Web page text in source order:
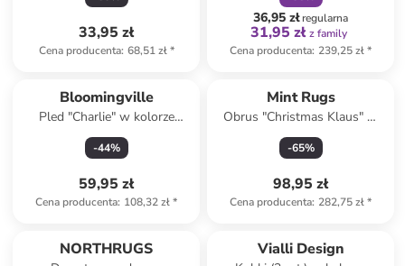
33,95 zł
Cena producenta: 68,51 zł*
36,95 złregularna
31,95 zł z family
Cena producenta: 239,25 zł*
Bloomingville
Pled "Charlie" w kolorze
brązowo-beżowym - 160 x
130 cm
-44%
59,95 zł
Cena producenta: 108,32 zł*
Mint Rugs
Obrus "Christmas Klaus" w
kolorze biało-zielonym
-65%
98,95 zł
Cena producenta: 282,75 zł*
NORTHRUGS Vialli Design